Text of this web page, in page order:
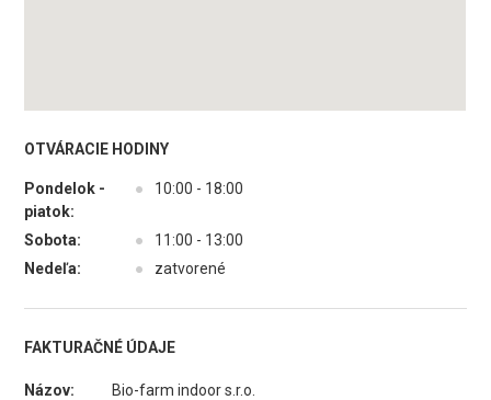
OTVÁRACIE HODINY
Pondelok -
piatok:
● 10:00 - 18:00
Sobota: ●
11:00 - 13:00
Nedeľa:
● zatvorené
FAKTURAČNÉ ÚDAJE
Názov:
Bio-farm indoor s.r.o.